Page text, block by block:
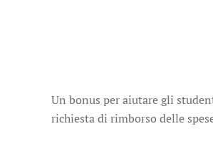
Un bonus per aiutare gli
richiesta di rimborso delle